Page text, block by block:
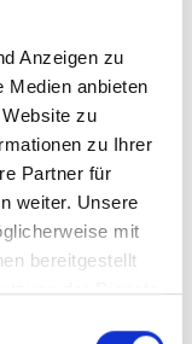
Anzeigen zu
Medien anbieten
zu
zu Ihrer
Partner für
weiter. Unsere
mit
bereitgestellt
der Dienste
zu bieten.
mit
dieses
deiner